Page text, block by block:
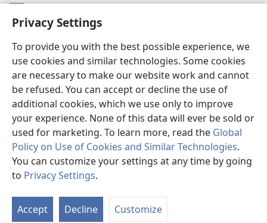
Privacy Settings
To provide you with the best possible experience, we
use cookies and similar technologies. Some cookies
are necessary to make our website work and cannot
be refused. You can accept or decline the use of
additional cookies, which we use only to improve
your experience. None of this data will ever be sold or
used for marketing. To learn more, read the Global
Policy on Use of Cookies and Similar Technologies.
You can customize your settings at any time by going
to Privacy Settings.
Accept Decline Customize
(e
bula
nngwe)
LAEBORARI YA MO INTERNET
(e
bula
tsebe
e
nngwe)
JW Hub
(e
bula
tsebe
nngwe)
App ya JW Library
Copyright© 2026 Watch Tower Bible and Tract Society of Pennsylvania.
MELAWANA YA TIRISO|